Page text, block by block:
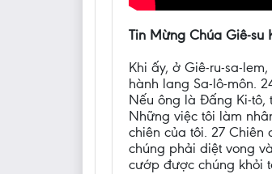
Tin Mừng Chúa Giê-su
Khi ấy, ở Giê-ru-sa-
hành lang Sa-lô-môn.
Nếu ông là Đấng Ki-tô,
Những việc tôi làm
chiên của tôi. 27 Chiên
chúng phải diệt vong
cướp được chúng khỏi